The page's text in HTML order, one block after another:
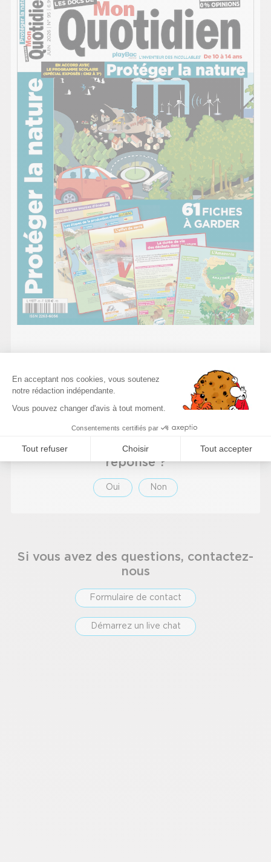
Plateforme de Gestion du
En acceptant nos cookies, vous soutenez
notre rédaction indépendante.
Vous pouvez changer d'avis à tout moment.
Consentements certifiés par
Tout refuser Choisir Tout accepter
Axeptio consent Haut de page
Êtes-vous satisfait de cette
réponse ?
Oui Non
Si vous avez des questions, contactez-
nous
Formulaire de contact
Démarrez un live chat